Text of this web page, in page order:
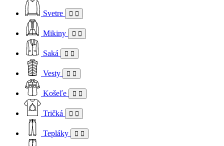
Svetre
Mikiny
Saká
Vesty
Košeľe
Tričká
Tepláky